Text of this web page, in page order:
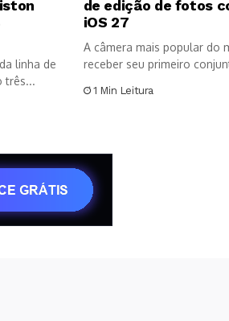
linha de
três...
de edição de fotos
iOS 27
A câmera mais popular do
receber seu primeiro
1 Min Leitura